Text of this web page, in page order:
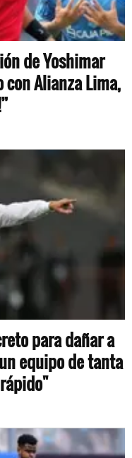
de Yoshimar
Alianza Lima,
para dañar a
equipo de tanta